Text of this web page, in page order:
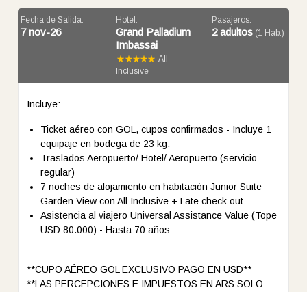
Fecha de Salida:
7 nov-26
Hotel:
Grand Palladium
Imbassai
All
Inclusive
Pasajeros:
2 adultos(1 Hab.)
Incluye:
Ticket aéreo con GOL, cupos confirmados - Incluye 1
equipaje en bodega de 23 kg.
Traslados Aeropuerto/ Hotel/ Aeropuerto (servicio
regular)
7 noches de alojamiento en habitación Junior Suite
Garden View con All Inclusive + Late check out
Asistencia al viajero Universal Assistance Value (Tope
USD 80.000) - Hasta 70 años
**CUPO AÉREO GOL EXCLUSIVO PAGO EN USD**
**LAS PERCEPCIONES E IMPUESTOS EN ARS SOLO